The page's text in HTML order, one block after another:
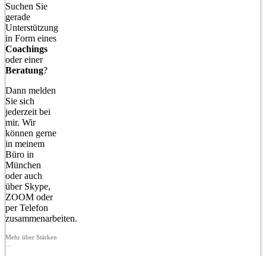
Suchen Sie
gerade
Unterstützung
in Form eines
Coachings
oder einer
Beratung?
Dann melden
Sie sich
jederzeit bei
mir. Wir
können gerne
in meinem
Büro in
München
oder auch
über Skype,
ZOOM oder
per Telefon
zusammenarbeiten.
Mehr über Stärken